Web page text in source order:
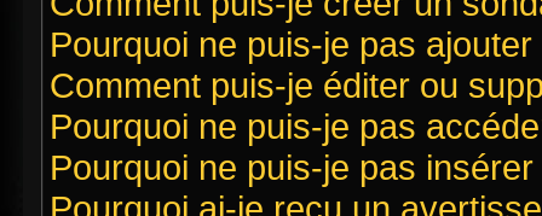
Pourquoi ne puis-je pas
Comment puis-je éditer ou
Pourquoi ne puis-je pas
Pourquoi ne puis-je pas